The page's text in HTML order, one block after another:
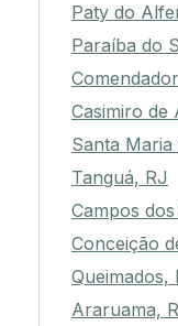
Paty do
Paraíba do
Casimiro de
Santa Maria
Tanguá, RJ
Campos
Conceição
Queimados,
Araruama,